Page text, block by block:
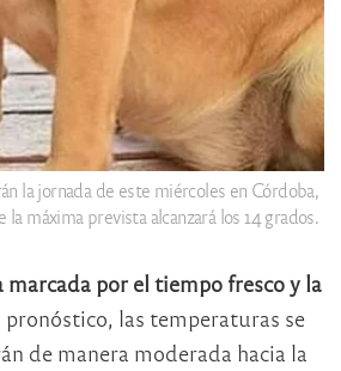
la jornada de este miércoles en Córdoba,
la máxima prevista alcanzará los 14 grados.
por el tiempo fresco y la
pronóstico, las temperaturas se
de manera moderada hacia la